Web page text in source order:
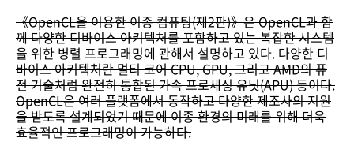
《OpenCL을 이용한 이종 컴퓨팅(제2판)》은 OpenCL과 함
께 다양한 디바이스 아키텍처를 포함하고 있는 복잡한 시스템
을 위한 병렬 프로그래밍에 관해서 설명하고 있다. 다양한 디
바이스 아키텍처란 멀티 코어 CPU, GPU, 그리고 AMD의 퓨
전 기술처럼 완전히 통합된 가속 프로세싱 유닛(APU) 등이다.
OpenCL은 여러 플랫폼에서 동작하고 다양한 제조사의 지원
을 받도록 설계되었기 때문에 이종 환경의 미래를 위해 더욱
효율적인 프로그래밍이 가능하다.